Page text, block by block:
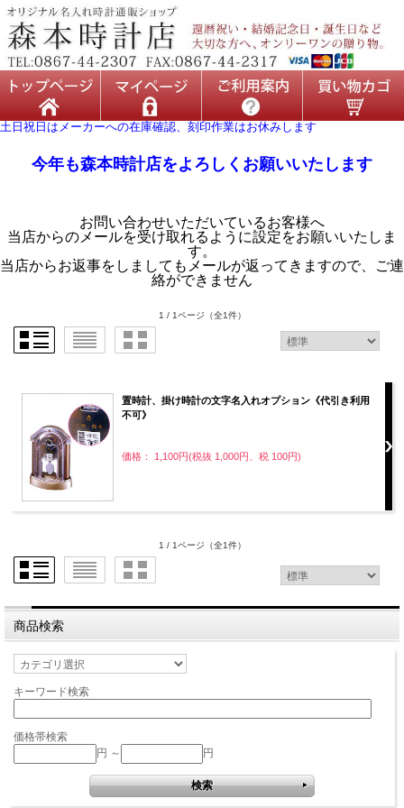
土日祝日はメーカーへの在庫確認、刻印作業はお休みします
今年も森本時計店をよろしくお願いいたします
お問い合わせいただいているお客様へ
当店からのメールを受け取れるように設定をお願いいたしま
す。
当店からお返事をしましてもメールが返ってきますので、ご連
絡ができません
1 / 1ページ （全1件）
置時計、掛け時計の文字名入れオプション《代引き利用
不可》
価格： 1,100円(税抜 1,000円、税 100円)
1 / 1ページ （全1件）
商品検索
キーワード検索
価格帯検索
円 ～
円